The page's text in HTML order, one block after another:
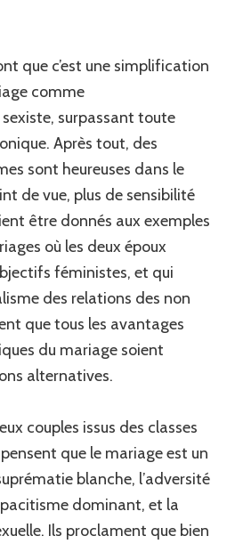
que c’est une simplification
comme
surpassant toute
Après tout, des
sont heureuses dans le
de vue, plus de sensibilité
être donnés aux exemples
où les deux époux
féministes, et qui
des relations des non
que tous les avantages
du mariage soient
alternatives.
couples issus des classes
que le mariage est un
blanche, l’adversité
dominant, et la
Ils proclament que bien